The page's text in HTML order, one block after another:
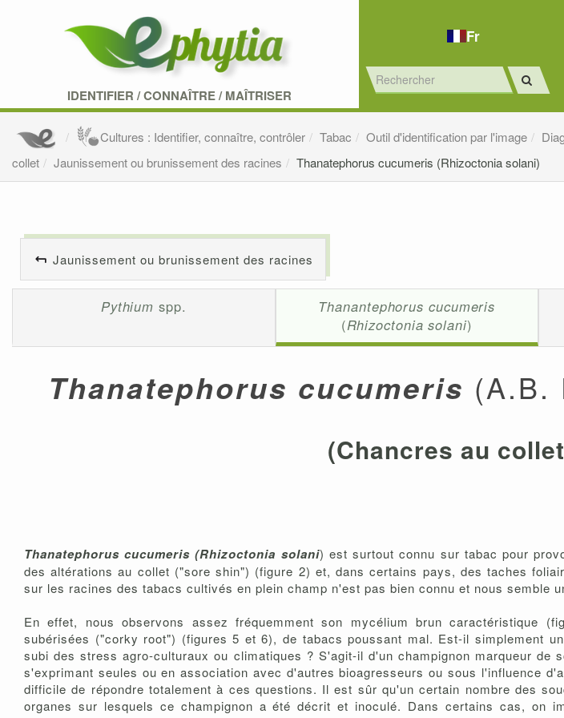
IDENTIFIER /CONNAÎTRE/MAÎTRISER
Fr
Cultures : Identifier, connaître, contrôler Tabac Outil d'identification par l'image
collet
Jaunissement ou brunissement des racines Thanatephorus cucumeris (Rhizoctonia solani)
Jaunissement ou brunissement des racines
Pythium spp.
Thanantephorus cucumeris
(Rhizoctonia solani)
Thanatephorus cucumeris (A.B.
(Chancres au
Thanatephorus cucumeris (Rhizoctonia solani) est surtout connu sur tabac pour
des altérations au collet ("sore shin") (figure 2) et, dans certains pays, des taches
sur les racines des tabacs cultivés en plein champ n'est pas bien connu et nous semble
En effet, nous observons assez fréquemment son mycélium brun caractéristique
subérisées ("corky root") (figures 5 et 6), de tabacs poussant mal. Est-il simplement
subi des stress agro-culturaux ou climatiques ? S'agit-il d'un champignon marqueur de
s'exprimant seules ou en association avec d'autres bioagresseurs ou sous l'influence
difficile de répondre totalement à ces questions. Il est sûr qu'un certain nombre des
organes sur lesquels ce champignon a été décrit et inoculé. Dans certains cas, on